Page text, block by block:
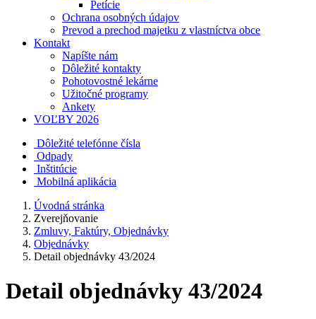
Petície
Ochrana osobných údajov
Prevod a prechod majetku z vlastníctva obce
Kontakt
Napíšte nám
Dôležité kontakty
Pohotovostné lekárne
Užitočné programy
Ankety
VOĽBY 2026
Dôležité telefónne čísla
Odpady
Inštitúcie
Mobilná aplikácia
Úvodná stránka
Zverejňovanie
Zmluvy, Faktúry, Objednávky
Objednávky
Detail objednávky 43/2024
Detail objednávky 43/2024